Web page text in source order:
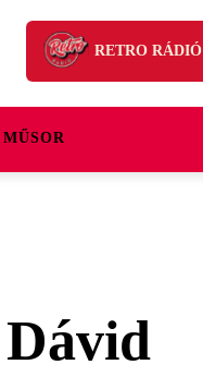
RETRO RÁDIÓ